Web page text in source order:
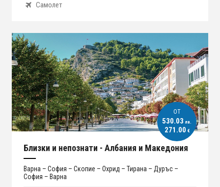
Самолет
ОT
530.03 лв.
271.00 €
Близки и непознати - Албания и Македония
Варна – София – Скопие – Охрид – Тирана – Дуръс –
София – Варна